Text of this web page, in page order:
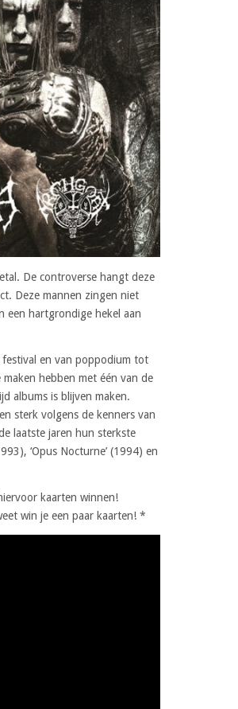
De controverse hangt deze
Deze mannen zingen niet
een hartgrondige hekel aan
en van poppodium tot
hebben met één van de
albums is blijven maken.
sterk volgens de kenners van
laatste jaren hun sterkste
‘Opus Nocturne’ (1994) en
kaarten winnen!
win je een paar kaarten! *